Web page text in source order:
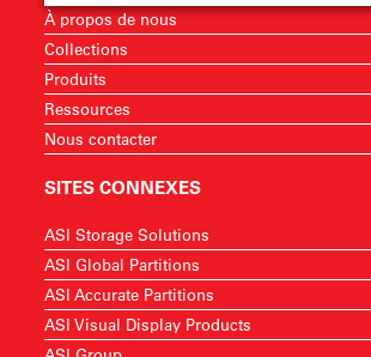
À propos de nous
Collections
Produits
Ressources
Nous contacter
SITES CONNEXES
ASI Storage Solutions
ASI Global Partitions
ASI Accurate Partitions
ASI Visual Display Products